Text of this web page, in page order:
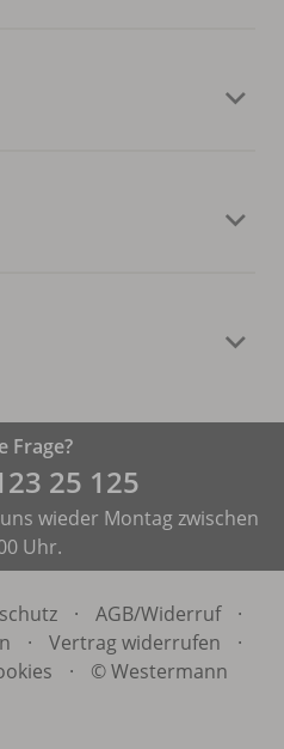
Frage?
25 125
wieder Montag zwischen
Uhr.
· AGB/Widerruf
·
· Vertrag widerrufen
·
· © Westermann